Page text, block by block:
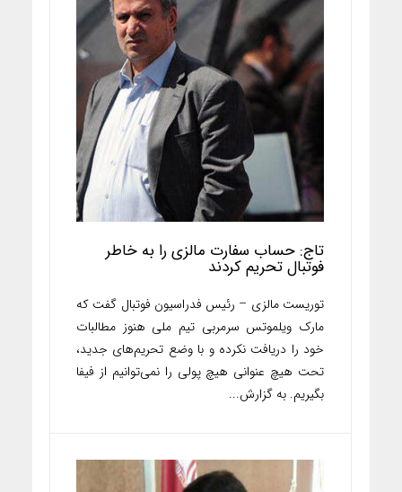
تاج: حساب سفارت مالزی را به خاطر
فوتبال تحریم کردند
توریست مالزی – رئیس فدراسیون فوتبال گفت که
مارک ویلموتس سرمربی تیم ملی هنوز مطالبات
خود را دریافت نکرده و با وضع تحریم‌های جدید،
تحت هیچ عنوانی هیچ پولی را نمی‌توانیم از فیفا
بگیریم. به گزارش...